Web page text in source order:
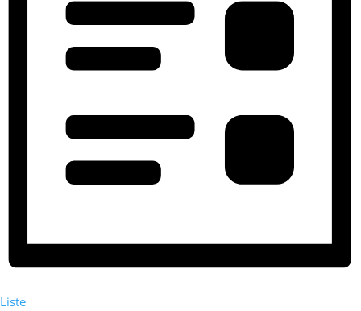
Liste